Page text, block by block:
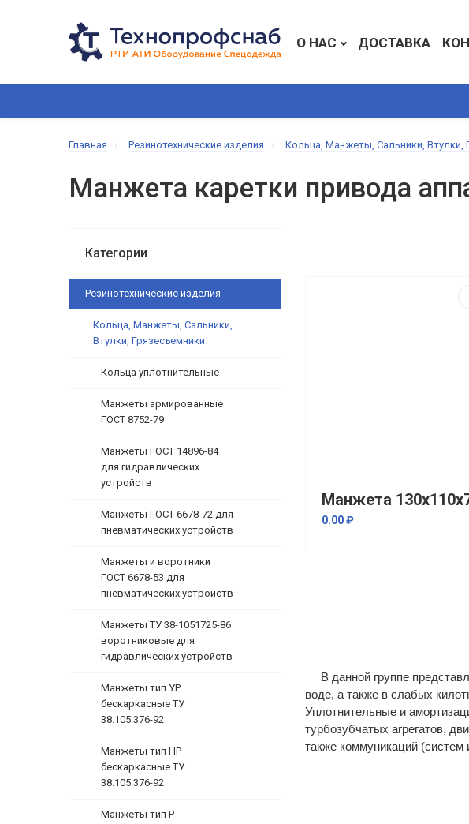
О НАС ДОСТАВКА
Главная Резинотехнические изделия Кольца, Манжеты, Сальники, Втулки,
Манжета каретки привода
Категории
Резинотехнические изделия
Кольца, Манжеты, Сальники,
Втулки, Грязесъемники
Кольца уплотнительные
Манжеты армированные
ГОСТ 8752-79
Манжеты ГОСТ 14896-84
для гидравлических
устройств
Манжеты ГОСТ 6678-72 для
пневматических устройств
Манжеты и воротники
ГОСТ 6678-53 для
пневматических устройств
Манжеты ТУ 38-1051725-86
воротниковые для
гидравлических устройств
Манжеты тип УР
бескаркасные ТУ
38.105.376-92
Манжеты тип НР
бескаркасные ТУ
38.105.376-92
Манжеты тип Р
0.00 ₽
В данной группе
воде, а также в слабых
Уплотнительные и
турбозубчатых агрегатов,
также коммуникаций (систем